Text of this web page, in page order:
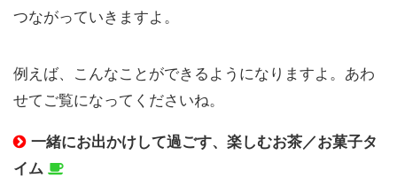
つながっていきますよ。
例えば、こんなことができるようになりますよ。あわ
せてご覧になってくださいね。
一緒にお出かけして過ごす、楽しむお茶／お菓子タ
イム